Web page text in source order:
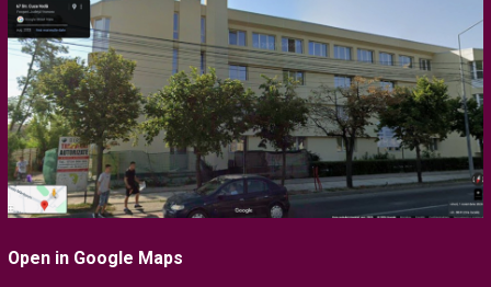
Open in Google Maps